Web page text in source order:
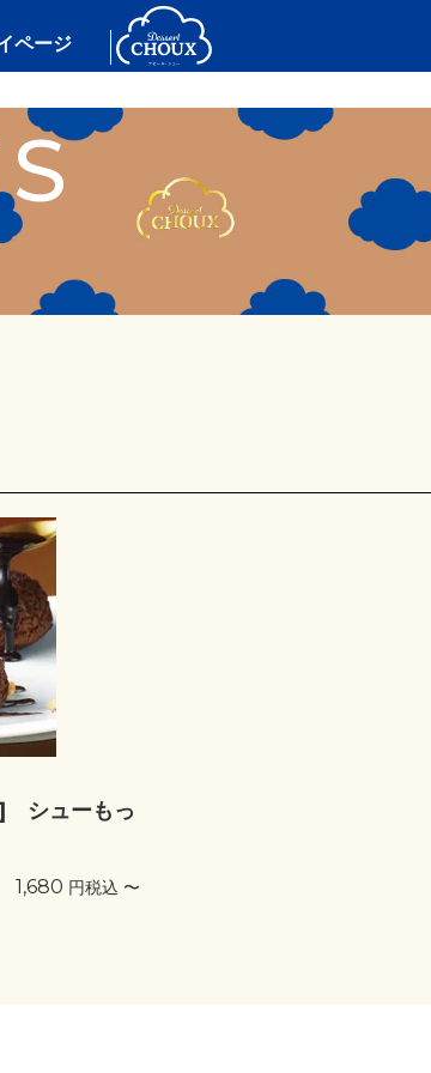
ページ
シューもっ
1,680 税込 〜